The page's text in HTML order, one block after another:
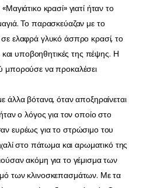
κρασί» γιατί ήταν το
Το παρασκεύαζαν με το
ελαφρά γλυκό άσπρο κρασί, το
και υποβοηθητικές της πέψης. Η
μπορούσε να προκαλέσει
άλλα βότανα, όταν αποξηραίνεται
ο λόγος για τον οποίο στο
ευρέως για το στρώσιμο του
στο πάτωμα και αρωματικό της
ακόμη για το γέμισμα των
των κλινοσκεπασμάτων. Με τα